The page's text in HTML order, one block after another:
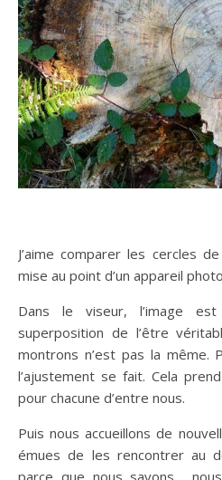
J’aime comparer les cercles
mise au point d’un appareil
Dans le viseur, l’image
superposition de l’être
montrons n’est pas la même.
l’ajustement se fait. Cela
pour chacune d’entre nous.
Puis nous accueillons de
émues de les rencontrer au
parce que nous savons…